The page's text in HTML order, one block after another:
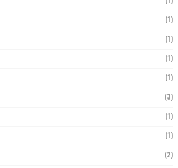
(1)
(1)
(1)
(1)
(3)
(1)
(1)
(2)